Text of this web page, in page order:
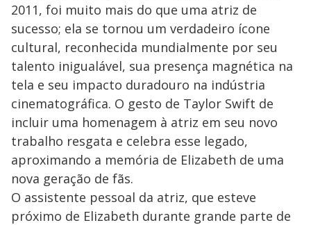
2011, foi muito mais do que uma atriz de
sucesso; ela se tornou um verdadeiro ícone
cultural, reconhecida mundialmente por seu
talento inigualável, sua presença magnética na
tela e seu impacto duradouro na indústria
cinematográfica. O gesto de Taylor Swift de
incluir uma homenagem à atriz em seu novo
trabalho resgata e celebra esse legado,
aproximando a memória de Elizabeth de uma
nova geração de fãs.
O assistente pessoal da atriz, que esteve
próximo de Elizabeth durante grande parte de